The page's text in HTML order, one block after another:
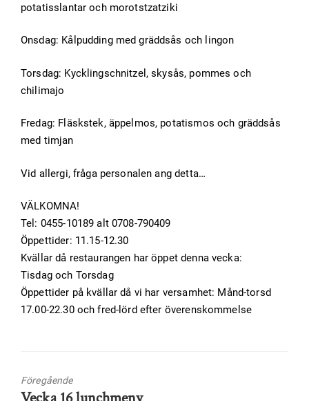
potatisslantar och morotstzatziki
Onsdag: Kålpudding med gräddsås och lingon
Torsdag: Kycklingschnitzel, skysås, pommes och
chilimajo
Fredag: Fläskstek, äppelmos, potatismos och gräddsås
med timjan
Vid allergi, fråga personalen ang detta…
VÄLKOMNA!
Tel: 0455-10189 alt 0708-790409
Öppettider: 11.15-12.30
Kvällar då restaurangen har öppet denna vecka:
Tisdag och Torsdag
Öppettider på kvällar då vi har versamhet: Månd-torsd
17.00-22.30 och fred-lörd efter överenskommelse
Föregående
Föregående